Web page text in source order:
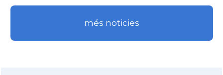
més noticies